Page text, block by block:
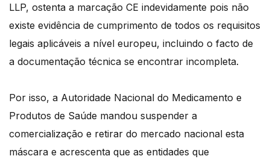
LLP, ostenta a marcação CE indevidamente pois não
existe evidência de cumprimento de todos os requisitos
legais aplicáveis a nível europeu, incluindo o facto de
a documentação técnica se encontrar incompleta.
Por isso, a Autoridade Nacional do Medicamento e
Produtos de Saúde mandou suspender a
comercialização e retirar do mercado nacional esta
máscara e acrescenta que as entidades que